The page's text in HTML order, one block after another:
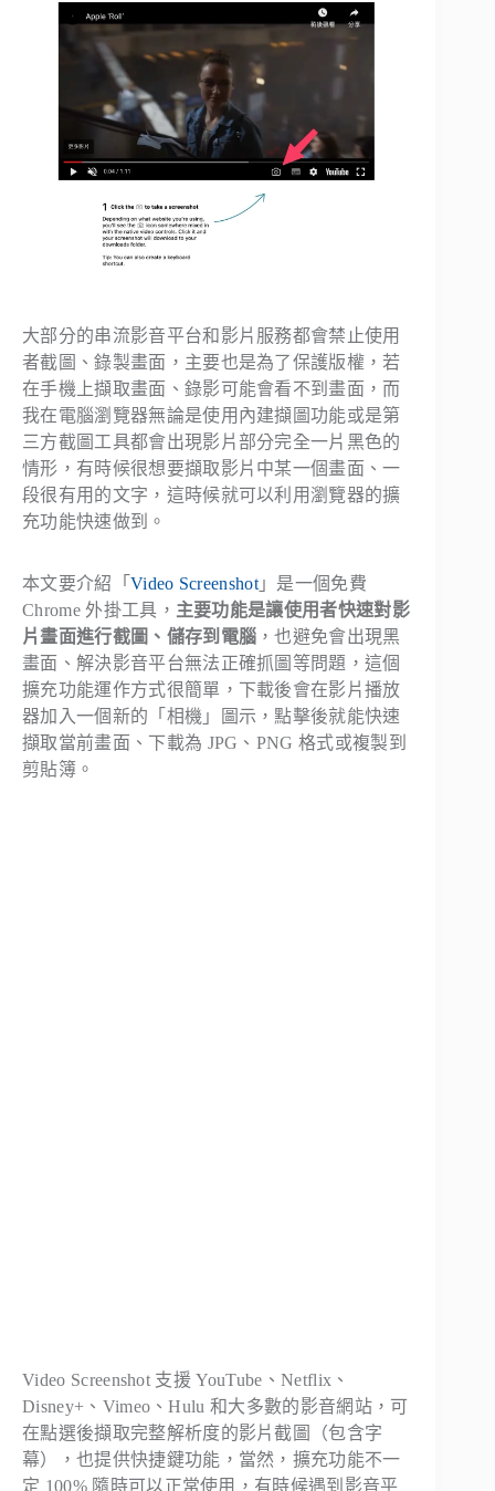
大部分的串流影音平台和影片服務都會禁止使用
者截圖、錄製畫面，主要也是為了保護版權，若
在手機上擷取畫面、錄影可能會看不到畫面，而
我在電腦瀏覽器無論是使用內建擷圖功能或是第
三方截圖工具都會出現影片部分完全一片黑色的
情形，有時候很想要擷取影片中某一個畫面、一
段很有用的文字，這時候就可以利用瀏覽器的擴
充功能快速做到。
本文要介紹「 Video Screenshot 」是一個免費
Chrome 外掛工具， 主要功能是讓使用者快速對影
片畫面進行截圖、儲存到電腦 ，也避免會出現黑
畫面、解決影音平台無法正確抓圖等問題，這個
擴充功能運作方式很簡單，下載後會在影片播放
器加入一個新的「相機」圖示，點擊後就能快速
擷取當前畫面、下載為 JPG、PNG 格式或複製到
剪貼簿。
Video Screenshot 支援 YouTube、Netflix、
Disney+、Vimeo、Hulu 和大多數的影音網站，可
在點選後擷取完整解析度的影片截圖（包含字
幕），也提供快捷鍵功能，當然，擴充功能不一
定 100% 隨時可以正常使用，有時候遇到影音平